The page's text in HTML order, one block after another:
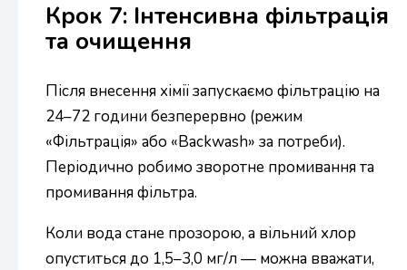
Крок 7: Інтенсивна фільтрація
та очищення
Після внесення хімії запускаємо фільтрацію на
24–72 години безперервно (режим
«Фільтрація» або «Backwash» за потреби).
Періодично робимо зворотне промивання та
промивання фільтра.
Коли вода стане прозорою, а вільний хлор
опуститься до 1,5–3,0 мг/л — можна вважати,